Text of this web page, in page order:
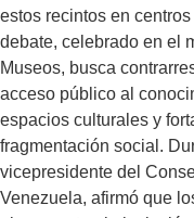
estos recintos en
debate, celebrado en el
Museos, busca
acceso público al
espacios culturales y
fragmentación social.
vicepresidente del
Venezuela, afirmó que